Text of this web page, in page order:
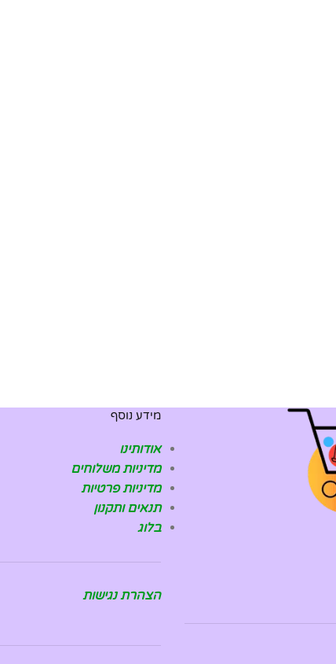
מידע נוסף
אודותינו
מדיניות משלוחים
מדיניות פרטיות
תנאים ותקנון
בלוג
הצהרת נגישות